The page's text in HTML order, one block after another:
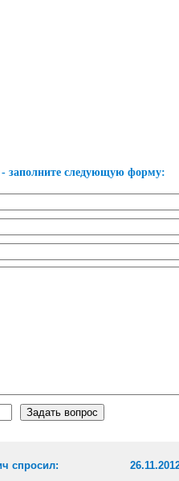
- заполните следующую форму:
спросил: